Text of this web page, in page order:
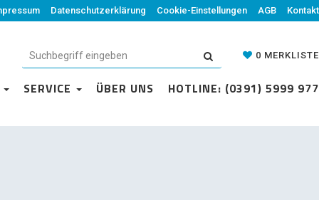
Datenschutzerklärung Cookie-Einstellungen AGB Kontakt
0 MERKLISTE
ÜBER UNS HOTLINE: (0391) 5999 977
Datenschutzerklärung Cookie-Einstellungen AGB Kontakt
0 MERKLISTE
SERVICE ÜBER UNS HOTLINE: (0391) 5999 977